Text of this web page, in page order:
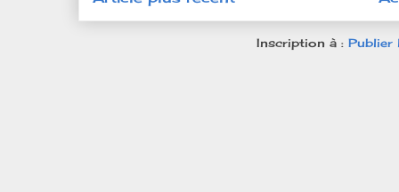
Inscription à : Publier